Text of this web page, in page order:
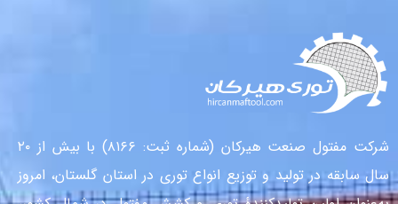
شرکت مفتول صنعت هیرکان (شماره ثبت: ۸۱۶۶) با بیش از ۲۰
سال سابقه در تولید و توزیع انواع توری در استان گلستان، امروز